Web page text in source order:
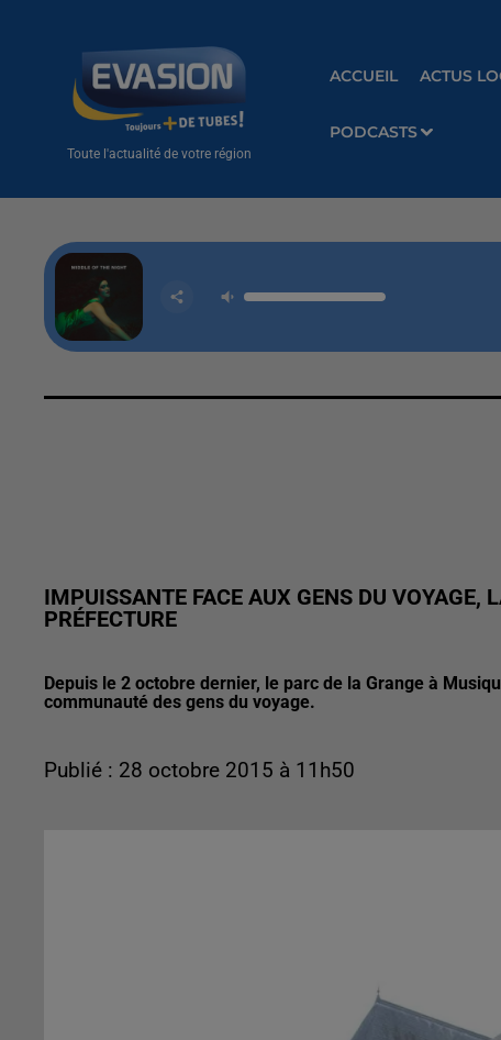
Toute l'actualité de votre région
ACCUEIL ACTUS
PODCASTS
IMPUISSANTE FACE AUX GENS DU VOYAGE,
PRÉFECTURE
Depuis le 2 octobre dernier, le parc de la Grange à
communauté des gens du voyage.
Publié : 28 octobre 2015 à 11h50